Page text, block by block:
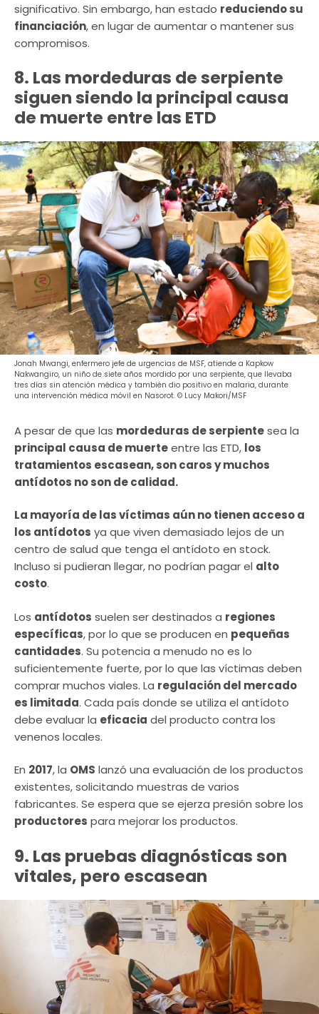
significativo. Sin embargo, han estado reduciendo su
financiación, en lugar de aumentar o mantener sus
compromisos.
8. Las mordeduras de serpiente
siguen siendo la principal causa
de muerte entre las ETD
Jonah Mwangi, enfermero jefe de urgencias de MSF, atiende a Kapkow
Nakwangiro, un niño de siete años mordido por una serpiente, que llevaba
tres días sin atención médica y también dio positivo en malaria, durante
una intervención médica móvil en Nasorot. © Lucy Makori/MSF
A pesar de que las mordeduras de serpientesea la
principal causa de muerteentre las ETD, los
tratamientos escasean, son caros y muchos
antídotos no son de calidad.
La mayoría de las víctimas aún no tienen acceso a
los antídotos ya que viven demasiado lejos de un
centro de salud que tenga el antídoto en stock.
Incluso si pudieran llegar, no podrían pagar el alto
costo.
Los antídotos suelen ser destinados a regiones
específicas, por lo que se producen en pequeñas
cantidades. Su potencia a menudo no es lo
suficientemente fuerte, por lo que las víctimas deben
comprar muchos viales. La regulación del mercado
es limitada. Cada país donde se utiliza el antídoto
debe evaluar la eficacia del producto contra los
venenos locales.
En 2017, la OMS lanzó una evaluación de los productos
existentes, solicitando muestras de varios
fabricantes. Se espera que se ejerza presión sobre los
productores para mejorar los productos.
9. Las pruebas diagnósticas son
vitales, pero escasean